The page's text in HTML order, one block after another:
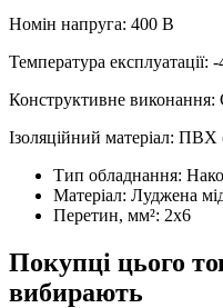
Номін напруга: 400 В
Температура експлуатації:
Конструктивне виконання:
Ізоляційний матеріал:
Тип обладнання:
Матеріал: Луджена
Перетин, мм²: 2x6
Покупці цього
вибирають